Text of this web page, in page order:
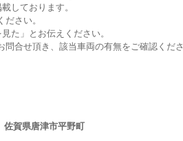
しております。
さい。
た」とお伝えください。
合せ頂き、該当車両の有無をご確認くださ
賀県唐津市平野町